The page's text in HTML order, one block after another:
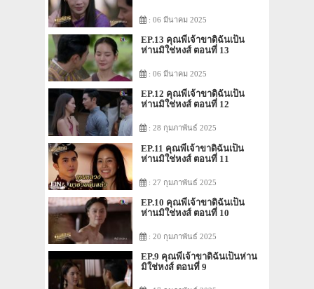
: 06 มีนาคม 2025
EP.13 คุณพี่เจ้าขาดิฉันเป็น
ห่านมิใช่หงส์ ตอนที่ 13
: 06 มีนาคม 2025
EP.12 คุณพี่เจ้าขาดิฉันเป็น
ห่านมิใช่หงส์ ตอนที่ 12
: 28 กุมภาพันธ์ 2025
EP.11 คุณพี่เจ้าขาดิฉันเป็น
ห่านมิใช่หงส์ ตอนที่ 11
: 27 กุมภาพันธ์ 2025
EP.10 คุณพี่เจ้าขาดิฉันเป็น
ห่านมิใช่หงส์ ตอนที่ 10
: 20 กุมภาพันธ์ 2025
EP.9 คุณพี่เจ้าขาดิฉันเป็นห่าน
มิใช่หงส์ ตอนที่ 9